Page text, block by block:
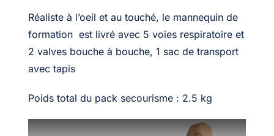
Réaliste à l’oeil et au touché, le mannequin de
formation est livré avec 5 voies respiratoire et
2 valves bouche à bouche, 1 sac de transport
avec tapis
Poids total du pack secourisme : 2.5 kg